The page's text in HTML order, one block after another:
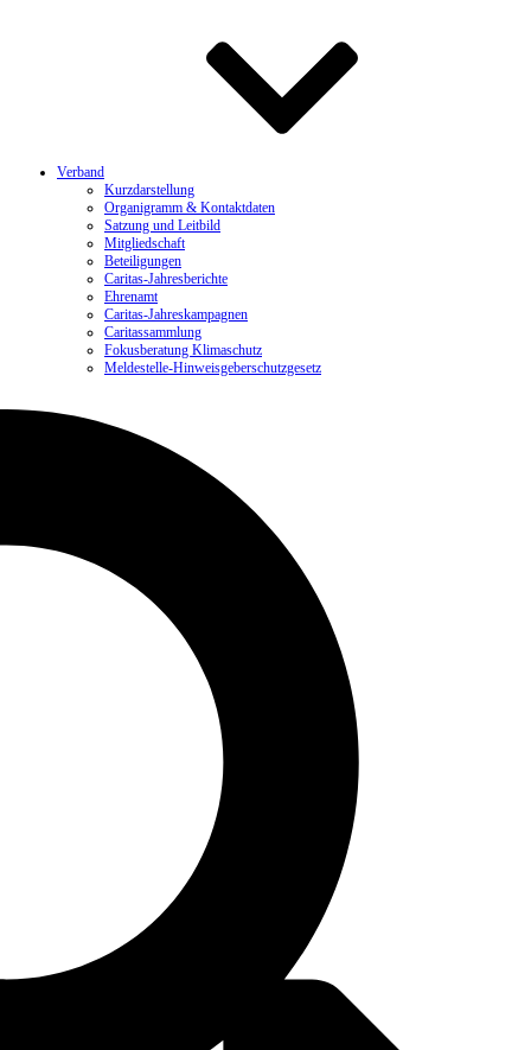
Verband
Kurzdarstellung
Organigramm & Kontaktdaten
Satzung und Leitbild
Mitgliedschaft
Beteiligungen
Caritas-Jahresberichte
Ehrenamt
Caritas-Jahreskampagnen
Caritassammlung
Fokusberatung Klimaschutz
Meldestelle-Hinweisgeberschutzgesetz